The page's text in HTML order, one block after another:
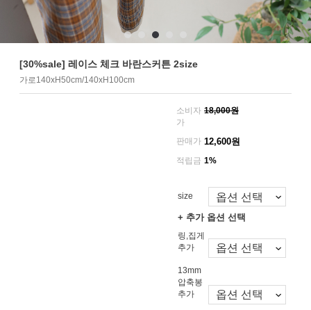
[30%sale] 레이스 체크 바란스커튼 2size
가로140xH50cm/140xH100cm
소비자
가
18,000원
판매가 12,600원
적립금 1%
size
+ 추가 옵션 선택
링,집게
추가
13mm
압축봉
추가